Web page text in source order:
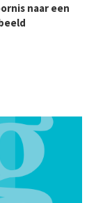
naar een